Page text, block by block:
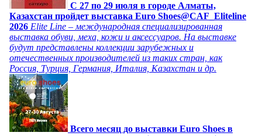
C 27 по 29 июля в городе Алматы,
Казахстан пройдет выставка Euro Shoes@CAF_Eliteline
2026 Elite Line – международная специализированная
выставка обуви, меха, кожи и аксессуаров. На выставке
будут представлены коллекции зарубежных и
отечественных производителей из таких стран, как
Россия, Турция, Германия, Италия, Казахстан и др.
Всего месяц до выставки Euro Shoes в